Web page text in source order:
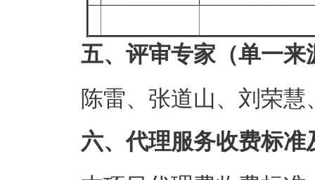
五、评审专家（单一
陈雷、张道山、刘荣
六、代理服务收费标准